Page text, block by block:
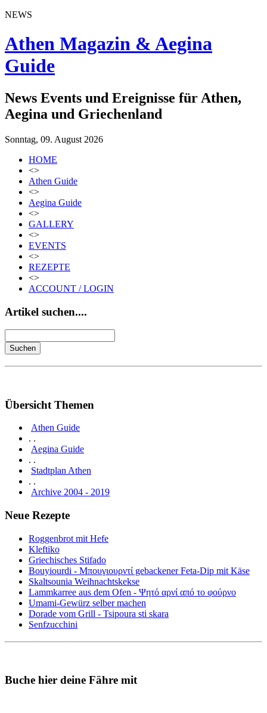
NEWS
Athen Magazin & Aegina
Guide
News Events und Ereignisse für Athen,
Aegina und Griechenland
Sonntag, 09. August 2026
HOME
<>
Athen Guide
<>
Aegina Guide
<>
GALLERY
<>
EVENTS
<>
REZEPTE
<>
ACCOUNT / LOGIN
Artikel suchen....
Übersicht Themen
Athen Guide
. .
Aegina Guide
. .
Stadtplan Athen
. .
Archive 2004 - 2019
Neue Rezepte
Roggenbrot mit Hefe
Kleftiko
Griechisches Stifado
Bouyiourdi - Μπουγιουρντί gebackener Feta-Dip mit Käse
Skaltsounia Weihnachtskekse
Lammkarree aus dem Ofen - Ψητό αρνί από το φούρνο
Umami-Gewürz selber machen
Dorade vom Grill - Tsipoura sti skara
Senfzucchini
Buche hier deine Fähre mit